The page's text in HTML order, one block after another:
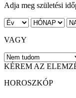
Adja meg születési
VAGY
KÉREM AZ
HOROSZKÓP